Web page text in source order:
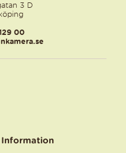
3 D
00
Information